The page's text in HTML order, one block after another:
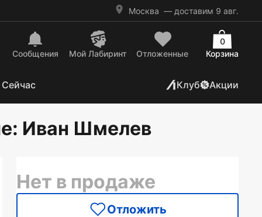
Москва — доставим 9 авг.
Сообщения Mой Лабиринт Отложенные Корзина
0
Клуб Акции
: Иван Шмелев
Нет в продаже
Отложить